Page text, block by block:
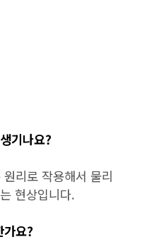
기나요?
리로 작용해서 물리
현상입니다.
가요?